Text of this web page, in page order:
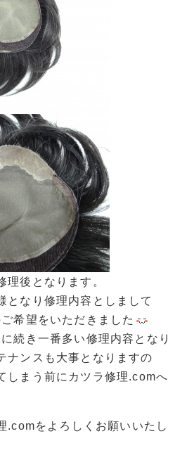
理後となります。
となり修理内容としまして
希望をいただきました
続き一番多い修理内容となり
ナンスも大事となりますの
しまう前にカツラ修理.comへ
.comをよろしくお願いいたし